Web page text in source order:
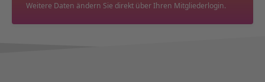
Weitere Daten ändern Sie direkt über Ihren Mitgliederlogin.